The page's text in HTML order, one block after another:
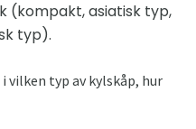
(kompakt, asiatisk typ,
typ).
vilken typ av kylskåp, hur